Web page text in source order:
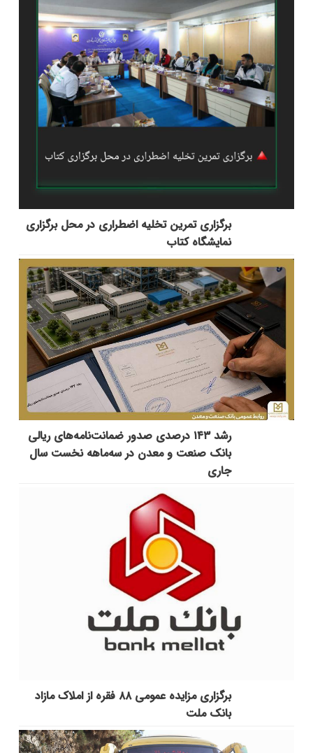
برگزاری تمرین تخلیه اضطراری در محل برگزاری
نمایشگاه کتاب
رشد ۱۴۳ درصدی صدور ضمانت‌نامه‌های ریالی
بانک صنعت و معدن در سه‌ماهه نخست سال
جاری
برگزاری مزایده عمومی ۸۸ فقره از املاک مازاد
بانک ملت